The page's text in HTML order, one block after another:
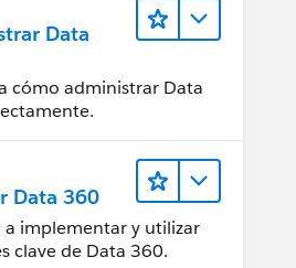
Data
cómo administrar Data
Data 360
a implementar y utilizar
clave de Data 360.